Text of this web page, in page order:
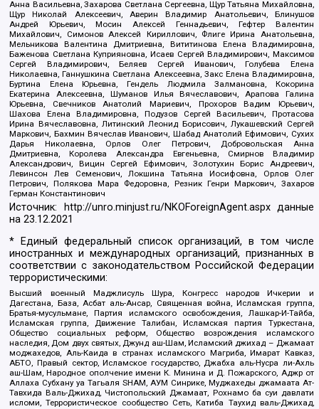
Анна Васильевна, Захарова Светлана Сергеевна, Щур Татьяна Михайловна,
Щур Николай Алексеевич, Аверин Владимир Анатольевич, Блинушов
Андрей Юрьевич, Мосин Алексей Геннадьевич, Гефтер Валентин
Михайлович, Симонов Алексей Кириллович, Флиге Ирина Анатольевна,
Мельникова Валентина Дмитриевна, Вититинова Елена Владимировна,
Баженова Светлана Куприяновна, Исаев Сергей Владимирович, Максимов
Сергей Владимирович, Беляев Сергей Иванович, Голубева Елена
Николаевна, Ганнушкина Светлана Алексеевна, Закс Елена Владимировна,
Буртина Елена Юрьевна, Гендель Людмила Залмановна, Кокорина
Екатерина Алексеевна, Шуманов Илья Вячеславович, Арапова Галина
Юрьевна, Свечников Анатолий Мариевич, Прохоров Вадим Юрьевич,
Шахова Елена Владимировна, Подузов Сергей Васильевич, Протасова
Ирина Вячеславовна, Литинский Леонид Борисович, Лукашевский Сергей
Маркович, Бахмин Вячеслав Иванович, Шабад Анатолий Ефимович, Сухих
Дарья Николаевна, Орлов Олег Петрович, Добровольская Анна
Дмитриевна, Королева Александра Евгеньевна, Смирнов Владимир
Александрович, Вицин Сергей Ефимович, Золотухин Борис Андреевич,
Левинсон Лев Семенович, Локшина Татьяна Иосифовна, Орлов Олег
Петрович, Полякова Мара Федоровна, Резник Генри Маркович, Захаров
Герман Константинович
Источник: http://unro.minjust.ru/NKOForeignAgent.aspxданные
на23.12.2021
* Единый федеральный список организаций, в том числе
иностранных и международных организаций, признанных в
соответствии с законодательством Российской Федерации
террористическими:
Высший военный Маджлисуль Шура, Конгресс народов Ичкерии и
Дагестана, База, Асбат аль-Ансар, Священная война, Исламская группа,
Братья-мусульмане, Партия исламского освобождения, Лашкар-И-Тайба,
Исламская группа, Движение Талибан, Исламская партия Туркестана,
Общество социальных реформ, Общество возрождения исламского
наследия, Дом двух святых, Джунд аш-Шам, Исламский джихад – Джамаат
моджахедов, Аль-Каида в странах исламского Магриба, Имарат Кавказ,
АБТО, Правый сектор, Исламское государство, Джабха аль-Нусра ли-Ахль
аш-Шам, Народное ополчение имени К. Минина и Д. Пожарского, Аджр от
Аллаха Субхану уа Тагьаля SHAM, АУМ Синрике, Муджахеды джамаата Ат-
Тавхида Валь-Джихад, Чистопольский Джамаат, Рохнамо ба суи давлати
исломи, Террористическое сообщество Сеть, Катиба Таухид валь-Джихад,